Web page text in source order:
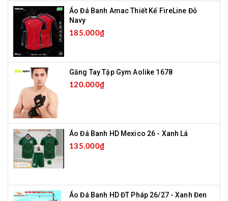
Áo Đá Banh Amac Thiết Kế FireLine Đỏ
Navy
185.000₫
Găng Tay Tập Gym Aolike 1678
120.000₫
Áo Đá Banh HD Mexico 26 - Xanh Lá
135.000₫
Áo Đá Banh HD ĐT Pháp 26/27 - Xanh Đen